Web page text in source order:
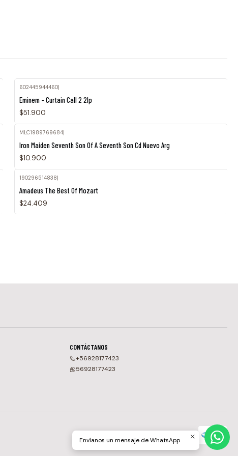
602445944460|
Eminem - Curtain Call 2 2lp
$51.900
MLC1989769684|
Iron Maiden Seventh Son Of A Seventh Son Cd Nuevo Arg
$10.900
190296514838
Amadeus The Best Of Mozart
$24.409
CONTÁCTANOS
+56928177423
56928177423
Envíanos un mensaje de WhatsApp